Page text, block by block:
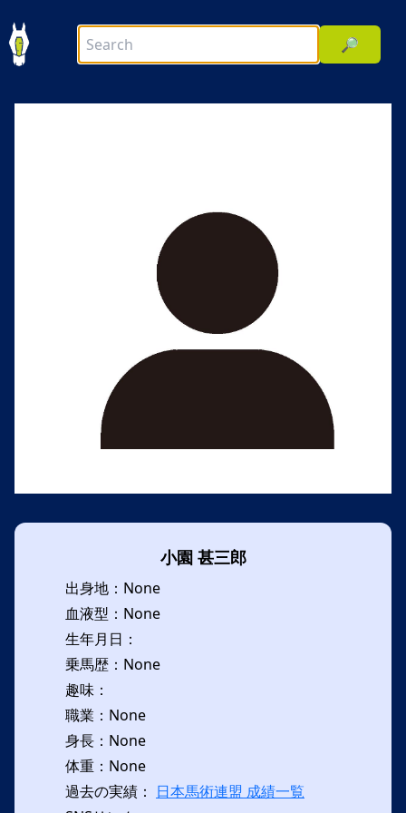
🔎
小園 甚三郎
出身地：None
血液型：None
生年月日：
乗馬歴：None
趣味：
職業：None
身長：None
体重：None
過去の実績： 日本馬術連盟 成績一覧